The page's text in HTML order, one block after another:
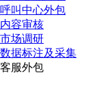
呼叫中心外包
内容审核
市场调研
数据标注及采集
客服外包